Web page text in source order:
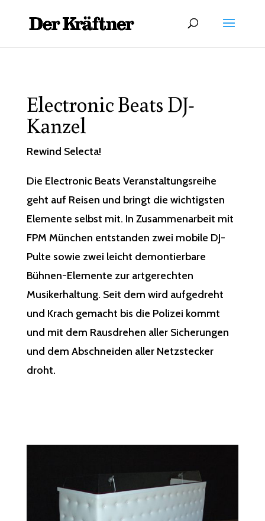
Electronic Beats DJ-
Kanzel
Rewind Selecta!
Die Electronic Beats Veranstaltungsreihe
geht auf Reisen und bringt die wichtigsten
Elemente selbst mit. In Zusammenarbeit mit
FPM München entstanden zwei mobile DJ-
Pulte sowie zwei leicht demontierbare
Bühnen-Elemente zur artgerechten
Musikerhaltung. Seit dem wird aufgedreht
und Krach gemacht bis die Polizei kommt
und mit dem Rausdrehen aller Sicherungen
und dem Abschneiden aller Netzstecker
droht.